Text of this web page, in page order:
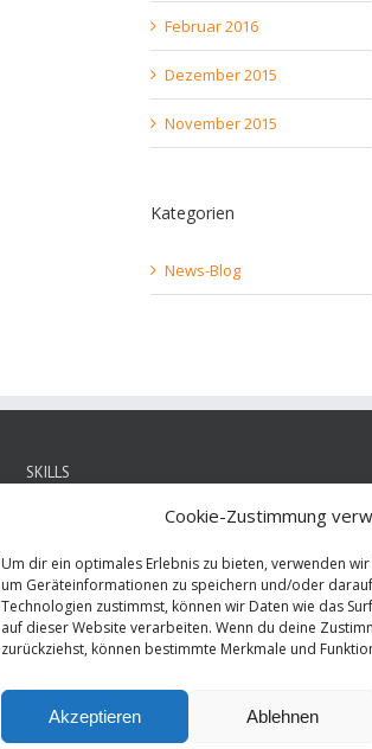
Cookie-Zustimmung
Um dir ein optimales Erlebnis zu bieten, verwenden
um Geräteinformationen zu speichern und/oder
Technologien zustimmst, können wir Daten wie das
auf dieser Website verarbeiten. Wenn du deine
zurückziehst, können bestimmte Merkmale und
Akzeptieren Ablehnen
Februar 2016
Dezember 2015
November 2015
Kategorien
News-Blog
SKILLS
Corporate
Flugdaten
Gesundheitsbranche
Hotel / Gastro
Retail / Handel